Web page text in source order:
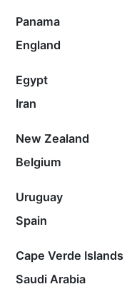
Panama
England
Egypt
Iran
New Zealand
Belgium
Uruguay
Spain
Cape Verde Islands
Saudi Arabia